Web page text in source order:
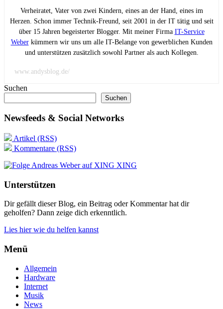
Verheiratet, Vater von zwei Kindern, eines an der Hand, eines im
Herzen. Schon immer Technik-Freund, seit 2001 in der IT tätig und seit
über 15 Jahren begeisterter Blogger. Mit meiner Firma IT-Service
Weberkümmern wir uns um alle IT-Belange von gewerblichen Kunden
und unterstützen zusätzlich sowohl Partner als auch Kollegen.
www.andysblog.de/
Suchen
Suchen
Newsfeeds & Social Networks
Artikel (RSS)
Kommentare (RSS)
XING
Unterstützen
Dir gefällt dieser Blog, ein Beitrag oder Kommentar hat dir
geholfen? Dann zeige dich erkenntlich.
Lies hier wie du helfen kannst
Menü
Allgemein
Hardware
Internet
Musik
News